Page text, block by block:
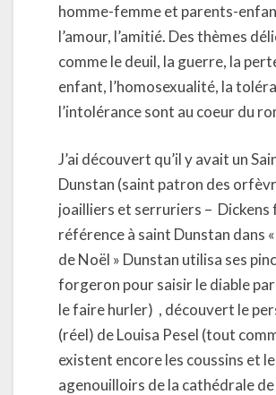
homme-femme et parents-
l’amour, l’amitié. Des thèmes
comme le deuil, la guerre, la
enfant, l’homosexualité, la
l’intolérance sont au coeur du
J’ai découvert qu’il y avait un
Dunstan (saint patron des
joailliers et serruriers – Dickens
référence à saint Dunstan dans
de Noël » Dunstan utilisa ses
forgeron pour saisir le diable par
le faire hurler) , découvert le
(réel) de Louisa Pesel (tout
existent encore les coussins et
agenouilloirs de la cathédrale de